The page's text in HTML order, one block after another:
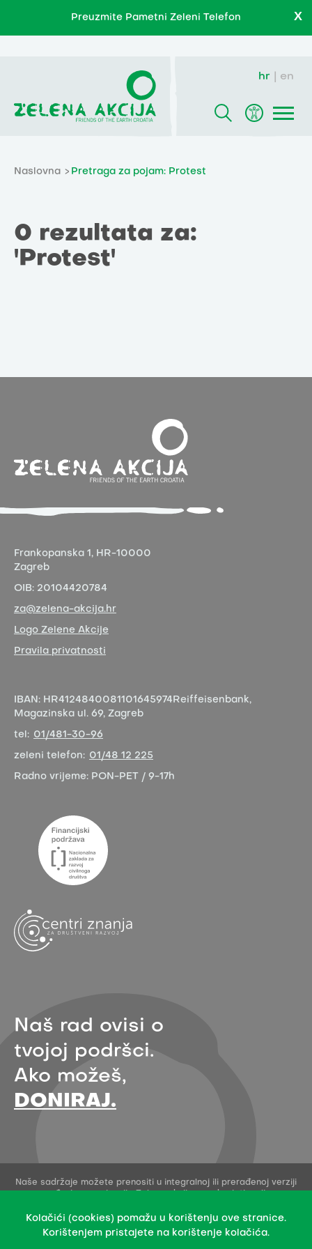
Preuzmite Pametni Zeleni Telefon X
hr en
Naslovna Pretraga za pojam: Protest
0 rezultata za:
'Protest'
Frankopanska 1, HR-10000
Zagreb
OIB: 20104420784
za@zelena-akcija.hr
Logo Zelene Akcije
Pravila privatnosti
IBAN: HR4124840081101645974 Reiffeisenbank,
Magazinska ul. 69, Zagreb
tel: 01/481-30-96
zeleni telefon: 01/48 12 225
Radno vrijeme: PON-PET / 9-17h
Naš rad ovisi o
tvojoj podršci.
Ako možeš,
DONIRAJ.
Naše sadržaje možete prenositi u integralnoj ili prerađenoj verziji
Ovo dopuštenje se ne odnosi na stock fotografije i embedane
sadržaje drugih stvaratelja.
Kolačići (cookies) pomažu u korištenju ove stranice.
Korištenjem pristajete na korištenje kolačića.